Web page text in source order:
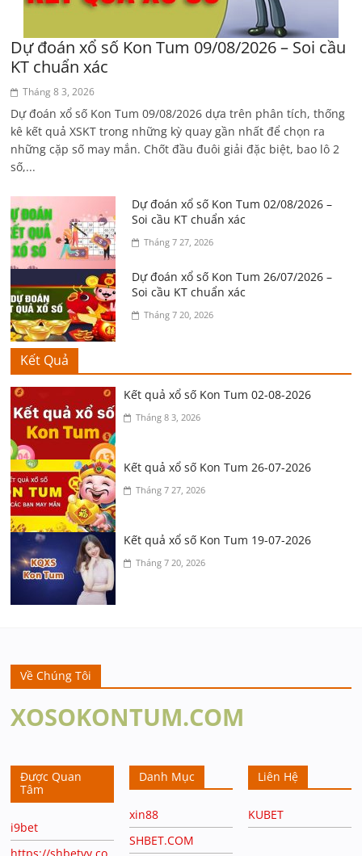
Dự đoán xổ số Kon Tum 09/08/2026 – Soi cầu
KT chuẩn xác
Tháng 8 3, 2026
Dự đoán xổ số Kon Tum 09/08/2026 dựa trên phân tích, thống
kê kết quả XSKT trong những kỳ quay gần nhất để chọn ra
những cặp số may mắn. Chốt đầu đuôi giải đặc biệt, bao lô 2
số,...
Dự đoán xổ số Kon Tum 02/08/2026 –
Soi cầu KT chuẩn xác
Tháng 7 27, 2026
Dự đoán xổ số Kon Tum 26/07/2026 –
Soi cầu KT chuẩn xác
Tháng 7 20, 2026
Kết Quả
Kết quả xổ số Kon Tum 02-08-2026
Tháng 8 3, 2026
Kết quả xổ số Kon Tum 26-07-2026
Tháng 7 27, 2026
Kết quả xổ số Kon Tum 19-07-2026
Tháng 7 20, 2026
Về Chúng Tôi
XOSOKONTUM.COM
Được Quan
Tâm
i9bet
https://shbetvy.co
Danh Mục
xin88
SHBET.COM
Liên Hệ
KUBET